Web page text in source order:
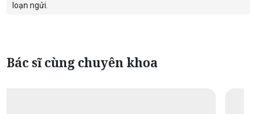
loạn ngửi.
Bác sĩ cùng chuyên khoa